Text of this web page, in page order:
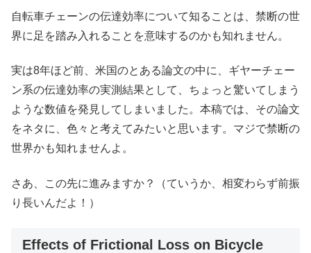
自転車チェーンの伝達効率について知ることは、禁断の世
界に足を踏み入れることを意味するのかも知れません。
実は8年ほど前、米国のとある論文の中に、ギヤーチェー
ン系の伝達効率の実測結果として、ちょっと驚いてしまう
ような数値を発見してしまいました。本稿では、その論文
をネタに、色々と考えてみたいと思います。マジで禁断の
世界かも知れませんよ。
さあ、この先に進みますか？（ていうか、相変わらず前振
り長いんだよ！）
Effects of Frictional Loss on Bicycle